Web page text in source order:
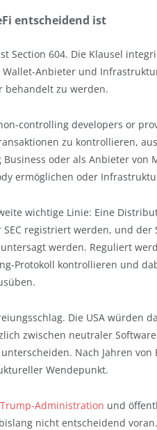
entscheidend ist
Section 604. Die Klausel
Anbieter und
behandelt zu werden.
controlling developers or
zu kontrollieren,
oder als Anbieter von
ermöglichen oder
wichtige Linie: Eine
registriert werden, und
werden. Reguliert
Protokoll kontrollieren und
Die USA würden
zwischen neutraler
Nach Jahren
Wendepunkt.
Administration und
bislang nicht entscheidend